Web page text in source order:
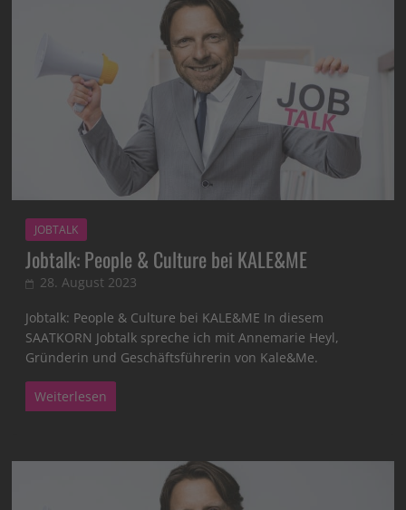
JOBTALK
Jobtalk: People & Culture bei KALE&ME
28. August 2023
Jobtalk: People & Culture bei KALE&ME In diesem
SAATKORN Jobtalk spreche ich mit Annemarie Heyl,
Gründerin und Geschäftsführerin von Kale&Me.
Weiterlesen